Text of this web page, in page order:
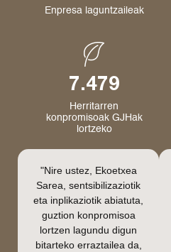
Enpresalaguntzaileak
7.479
Herritarren
konpromisoak GJHak
lortzeko
"Nire ustez, Ekoetxea
Sarea, sentsibilizaziotik
eta inplikaziotik abiatuta,
guztion konpromisoa
lortzen lagundu digun
bitarteko erraztailea da,